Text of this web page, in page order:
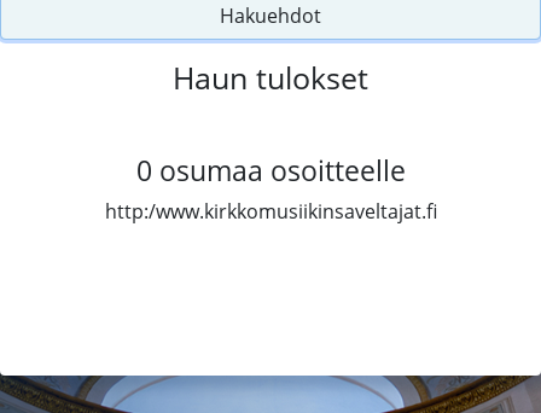
Hakuehdot
Haun tulokset
0 osumaa osoitteelle
http:/www.kirkkomusiikinsaveltajat.fi